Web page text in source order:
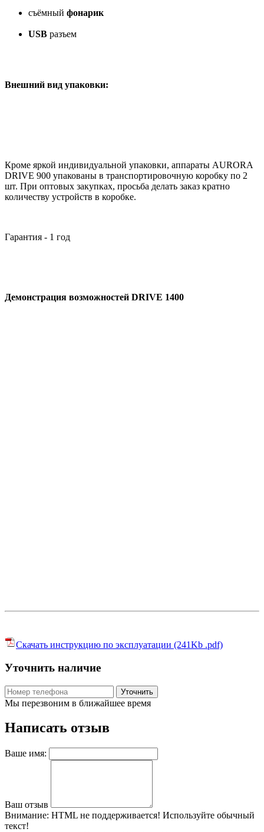
съёмный фонарик
USB разъем
Внешний вид упаковки:
Кроме яркой индивидуальной упаковки, аппараты AURORA
DRIVE 900 упакованы в транспортировочную коробку по 2
шт. При оптовых закупках, просьба делать заказ кратно
количеству устройств в коробке.
Гарантия - 1 год
Демонстрация возможностей DRIVE 1400
Скачать инструкцию по эксплуатации (241Kb .pdf)
Уточнить наличие
Уточнить
Мы перезвоним в ближайшее время
Написать отзыв
Ваше имя:
Ваш отзыв
Внимание: HTML не поддерживается! Используйте обычный
текст!